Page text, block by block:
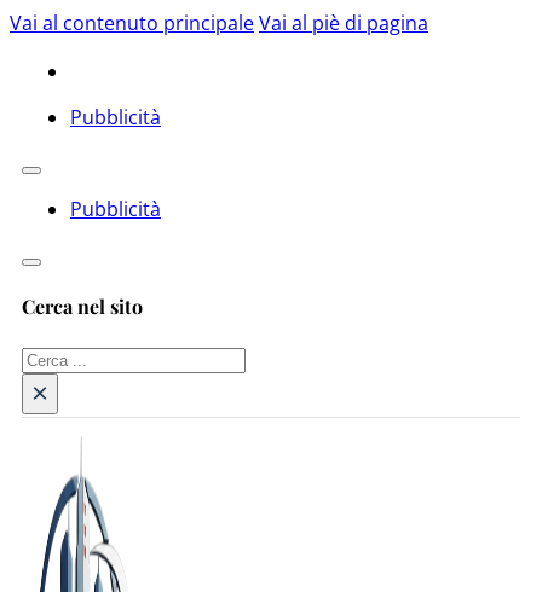
Vai al contenuto principaleVai al piè di pagina
Pubblicità
Pubblicità
Cerca nel sito
Cerca
×